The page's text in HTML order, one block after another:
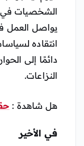
الشخصيات في
يواصل العمل
انتقاده
دائمًا إلى
النزاعات.
هل شاهدة :
في الأخير